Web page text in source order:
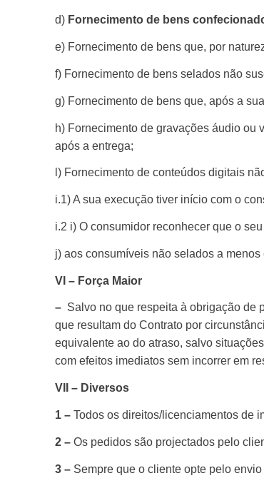
d) Fornecimento de bens
e) Fornecimento de bens que, por
f) Fornecimento de bens selados não
g) Fornecimento de bens que, após a
h) Fornecimento de gravações áudio
após a entrega;
l) Fornecimento de conteúdos digitais
i.1) A sua execução tiver início com o
i.2 i) O consumidor reconhecer que o
j) aos consumíveis não selados a menos
VI – Força Maior
– Salvo no que respeita à obrigação de
que resultam do Contrato por
equivalente ao do atraso, salvo
com efeitos imediatos sem incorrer em
VII – Diversos
1 – Todos os direitos/licenciamentos de
2 – Os pedidos são projectados pelo
3 – Sempre que o cliente opte pelo